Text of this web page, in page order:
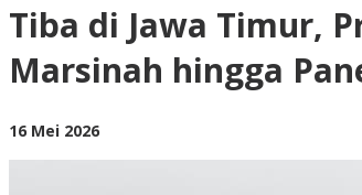
Timur,
Prabowo
Akan
Tiba di Jawa Timur,
Marsinah hingga
16 Mei 2026oleh